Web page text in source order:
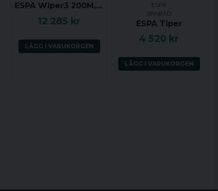
ESPA Wiper3 200M, 3.0hk, 1 växel
12 285 kr
LÄGG I VARUKORGEN
ESPA
SPABAD
ESPA Tiper
4 520 kr
LÄGG I VARUKORGEN